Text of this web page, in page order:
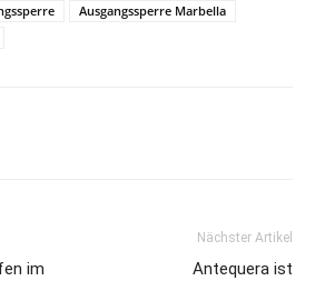
Ausgangssperre Marbella
im
Nächster Artikel
Antequera ist